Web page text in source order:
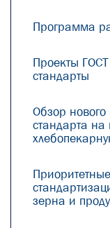
Программа
Проекты
стандарты
Обзор нового
стандарта
зерна и